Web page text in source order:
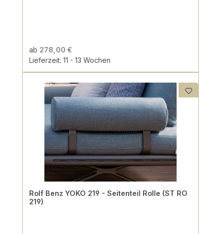
ab 278,00 €
Lieferzeit: 11 - 13 Wochen
Rolf Benz YOKO 219 - Seitenteil Rolle (ST RO
219)